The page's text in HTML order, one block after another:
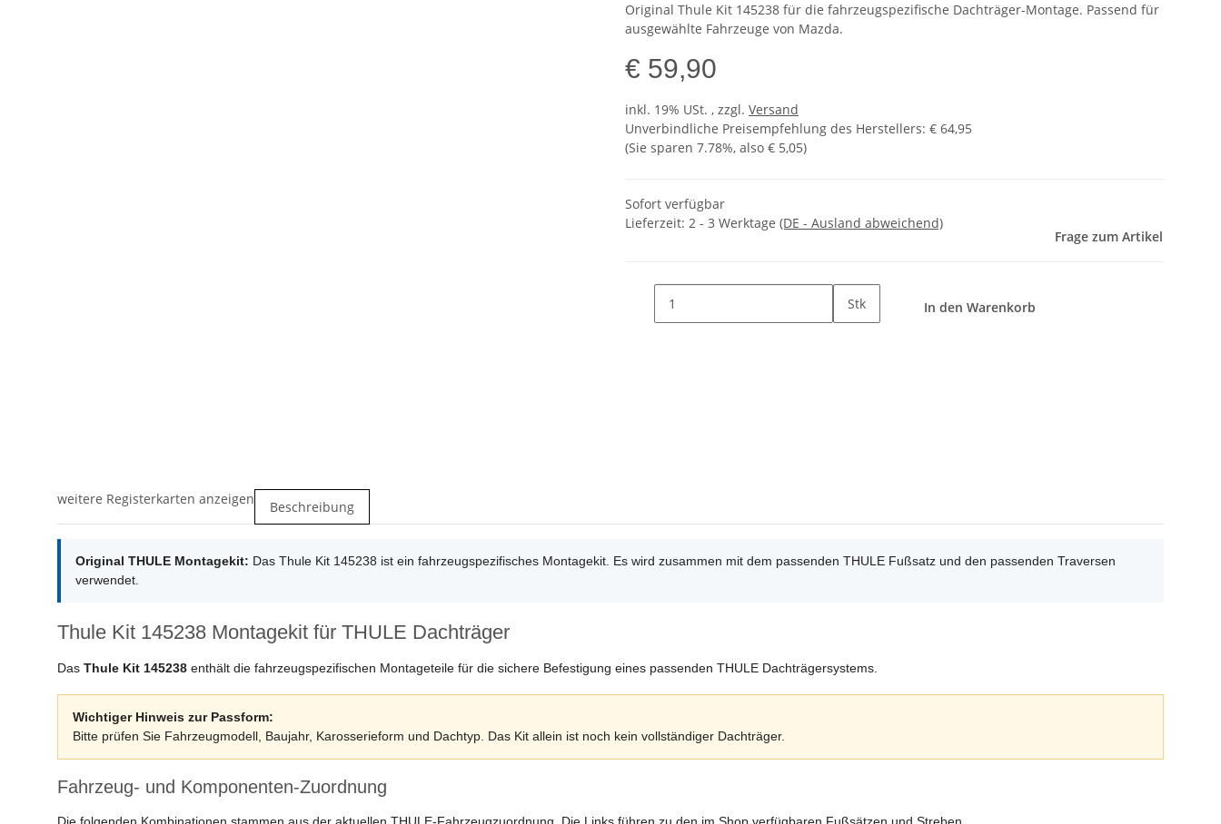
Original Thule Kit 145238 für die fahrzeugspezifische Dachträger-Montage. Passend für
ausgewählte Fahrzeuge von Mazda.
€ 59,90
inkl. 19% USt. , zzgl. Versand
Unverbindliche Preisempfehlung des Herstellers: € 64,95
(Sie sparen 7.78%, also € 5,05)
Sofort verfügbar
Lieferzeit: 2 - 3 Werktage (DE - Ausland abweichend)
Frage zum Artikel
Stk In den Warenkorb
weitere Registerkarten anzeigen Beschreibung
Original THULE Montagekit: Das Thule Kit 145238 ist ein fahrzeugspezifisches Montagekit. Es wird zusammen mit dem passenden THULE Fußsatz und den passenden Traversen
verwendet.
Thule Kit 145238 Montagekit für THULE Dachträger
Das Thule Kit 145238 enthält die fahrzeugspezifischen Montageteile für die sichere Befestigung eines passenden THULE Dachträgersystems.
Wichtiger Hinweis zur Passform:
Bitte prüfen Sie Fahrzeugmodell, Baujahr, Karosserieform und Dachtyp. Das Kit allein ist noch kein vollständiger Dachträger.
Fahrzeug- und Komponenten-Zuordnung